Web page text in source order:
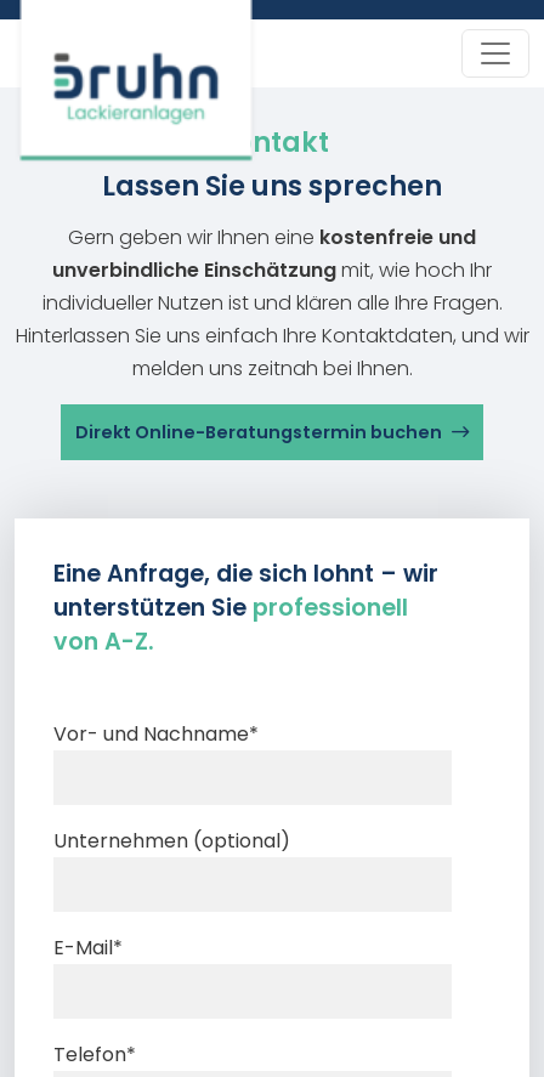
Kontakt
Lassen Sie uns sprechen
Gern geben wir Ihnen eine kostenfreie und
unverbindliche Einschätzungmit, wie hoch Ihr
individueller Nutzen ist und klären alle Ihre Fragen.
Hinterlassen Sie uns einfach Ihre Kontaktdaten, und wir
melden uns zeitnah bei Ihnen.
Direkt Online-Beratungstermin buchen
Eine Anfrage, die sich lohnt – wir
unterstützen Sie professionell
von A-Z.
Vor- und Nachname*
Unternehmen (optional)
E-Mail*
Telefon*